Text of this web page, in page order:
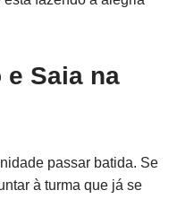
e Saia na
passar batida. Se
à turma que já se